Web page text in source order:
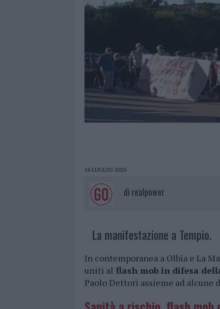
16 LUGLIO 2020
di realpower
La manifestazione a Tempio.
In contemporanea a Olbia e La
uniti al flash mob in difesa
Paolo Dettori assieme ad alcune